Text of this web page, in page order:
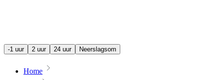
-1 uur 2 uur 24 uur Neerslagsom
Home